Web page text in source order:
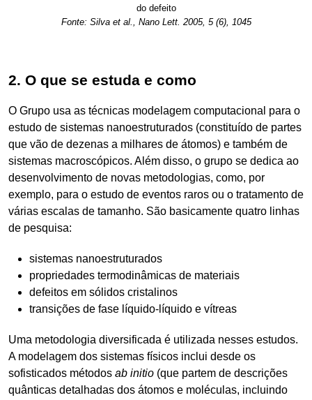
do defeito
Fonte: Silva et al., Nano Lett. 2005, 5 (6), 1045
2. O que se estuda e como
O Grupo usa as técnicas modelagem computacional para o
estudo de sistemas nanoestruturados (constituído de partes
que vão de dezenas a milhares de átomos) e também de
sistemas macroscópicos. Além disso, o grupo se dedica ao
desenvolvimento de novas metodologias, como, por
exemplo, para o estudo de eventos raros ou o tratamento de
várias escalas de tamanho. São basicamente quatro linhas
de pesquisa:
sistemas nanoestruturados
propriedades termodinâmicas de materiais
defeitos em sólidos cristalinos
transições de fase líquido-líquido e vítreas
Uma metodologia diversificada é utilizada nesses estudos.
A modelagem dos sistemas físicos inclui desde os
sofisticados métodos ab initio (que partem de descrições
quânticas detalhadas dos átomos e moléculas, incluindo